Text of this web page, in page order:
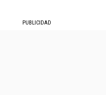
PUBLICIDAD